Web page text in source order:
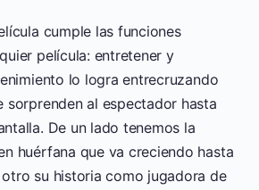
cumple las funciones
película: entretener y
lo logra entrecruzando
sorprenden al espectador hasta
De un lado tenemos la
huérfana que va creciendo hasta
su historia como jugadora de